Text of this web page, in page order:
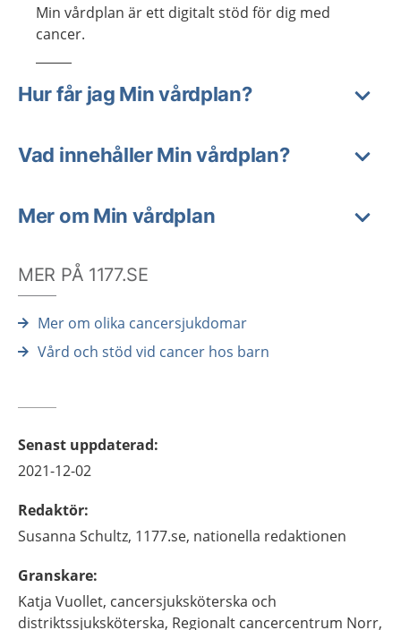
Min vårdplan är ett digitalt stöd för dig med
cancer.
Hur får jag Min vårdplan?
Vad innehåller Min vårdplan?
Mer om Min vårdplan
MER PÅ 1177.SE
Mer om olika cancersjukdomar
Vård och stöd vid cancer hos barn
Senast uppdaterad:
2021-12-02
Redaktör:
Susanna Schultz, 1177.se, nationella redaktionen
Granskare:
Katja Vuollet, cancersjuksköterska och
distriktssjuksköterska, Regionalt cancercentrum Norr,